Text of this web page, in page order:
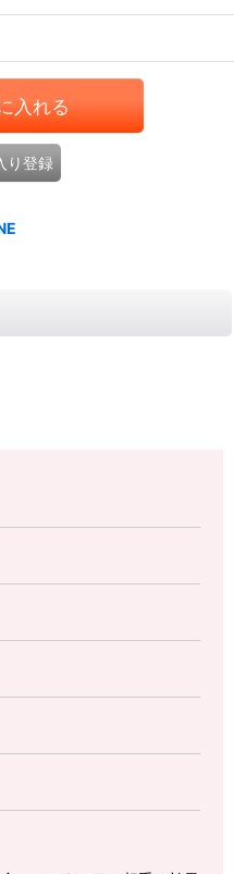
入れる
り登録